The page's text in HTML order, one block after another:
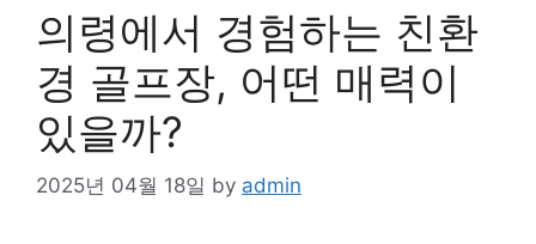
의령에서 경험하는 친환
경 골프장, 어떤 매력이
있을까?
2025년 04월 18일 by admin